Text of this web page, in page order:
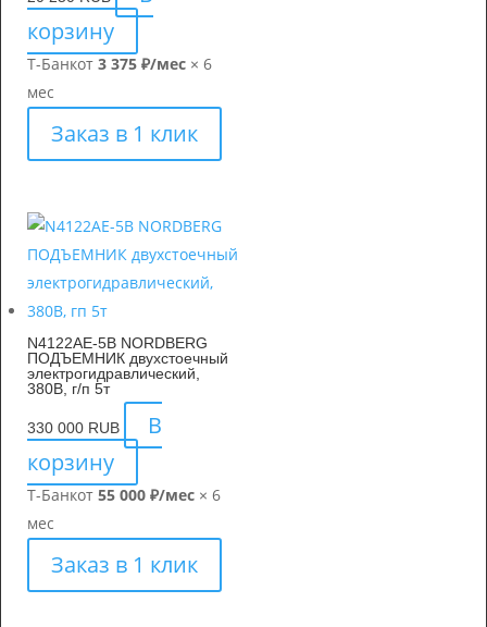
корзину
Т-Банкот 3 375 ₽/мес × 6
мес
Заказ в 1 клик
N4122AE-5B NORDBERG
ПОДЪЕМНИК двухстоечный
электрогидравлический,
380В, г/п 5т
330 000 RUB
В
корзину
Т-Банкот 55 000 ₽/мес × 6
мес
Заказ в 1 клик